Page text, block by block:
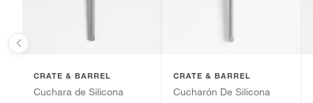
CRATE & BARREL
Cuchara de Silicona
CRATE & BARREL
Cucharón De Silicona